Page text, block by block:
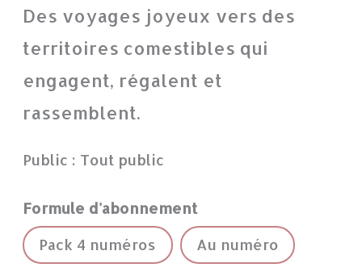
Des voyages joyeux vers des
territoires comestibles qui
engagent, régalent et
rassemblent.
Public : Tout public
Formule d'abonnement
Pack 4 numéros
Au numéro